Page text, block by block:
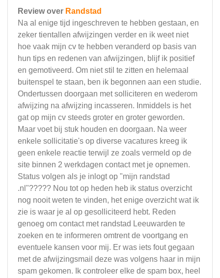
Review over Randstad
Na al enige tijd ingeschreven te hebben gestaan, en
zeker tientallen afwijzingen verder en ik weet niet
hoe vaak mijn cv te hebben veranderd op basis van
hun tips en redenen van afwijzingen, blijf ik positief
en gemotiveerd. Om niet stil te zitten en helemaal
buitenspel te staan, ben ik begonnen aan een studie.
Ondertussen doorgaan met solliciteren en wederom
afwijzing na afwijzing incasseren. Inmiddels is het
gat op mijn cv steeds groter en groter geworden.
Maar voet bij stuk houden en doorgaan. Na weer
enkele sollicitatie's op diverse vacatures kreeg ik
geen enkele reactie terwijl ze zoals vermeld op de
site binnen 2 werkdagen contact met je opnemen.
Status volgen als je inlogt op "mijn randstad
.nl"????? Nou tot op heden heb ik status overzicht
nog nooit weten te vinden, het enige overzicht wat ik
zie is waar je al op gesolliciteerd hebt. Reden
genoeg om contact met randstad Leeuwarden te
zoeken en te informeren omtrent de voortgang en
eventuele kansen voor mij. Er was iets fout gegaan
met de afwijzingsmail deze was volgens haar in mijn
spam gekomen. Ik controleer elke de spam box, heel